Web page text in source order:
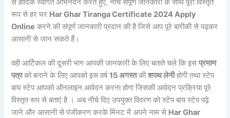
से हार्दिक स्वागत अभिनंदन करते हुए, नीचे संपूर्ण जानकारी के साथ पूरी विस्तृत
रूप से हर घर Har Ghar Tiranga Certificate 2024 Apply
Online करने की संपूर्ण जानकारी प्रदान की है जिसे आप पूरे बारीकी से पढ़कर
आसानी से जान सकते हैं।
वही आर्टिकल की दूसरी भाग आपकी जानकारी के लिए बताते चले कि इसप्रमाण
पत्रको बनाने के लिए आपको इस वर्ष15 अगस्तकीशपथ लेनीहोगी तथा स्टेप
बाय स्टेप आपको ऑनलाइन आवेदन करना होगा जिसकी आवेदन प्रक्रिया पूरे
विस्तृत रूप से बताएं है । अब नीचे दिए उपयुक्त विवरण को स्टेप बाय स्टेप पढ़े
जाने और आसानी से पंजीकरण करके मिनट में अपने नाम से Har Ghar